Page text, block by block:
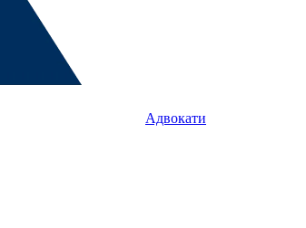
Адвокати